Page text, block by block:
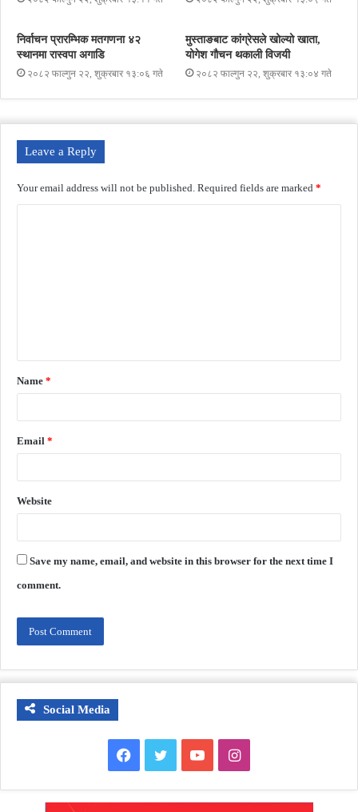
निर्वाचन प्रारम्भिक मतगणना ४२
स्थानमा रास्वपा अगाडि
२०८२ फाल्गुन २२, शुक्रबार १३:०६ गते
मुस्ताङबाट कांग्रेसले खोल्यो खाता,
योगेश गौचन थकाली विजयी
२०८२ फाल्गुन २२, शुक्रबार १३:०४ गते
Leave a Reply
Your email address will not be published. Required fields are marked *
Name *
Email *
Website
Save my name, email, and website in this browser for the next time I
comment.
Social Media
FacebookTwitterYouTubeInstagram